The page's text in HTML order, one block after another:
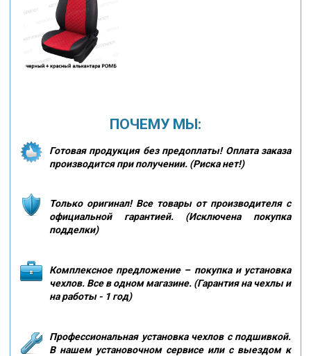
ПОЧЕМУ МЫ:
Готовая продукция без предоплаты! Оплата заказа
производится при получении. (Риска нет!)
Только оригинал! Все товары от производителя с
официальной гарантией. (Исключена покупка
подделки)
Комплексное предложение – покупка и установка
чехлов. Все в одном магазине. (Гарантия на чехлы и
на работы - 1 год)
Профессиональная установка чехлов с подшивкой.
В нашем установочном сервисе или с выездом к